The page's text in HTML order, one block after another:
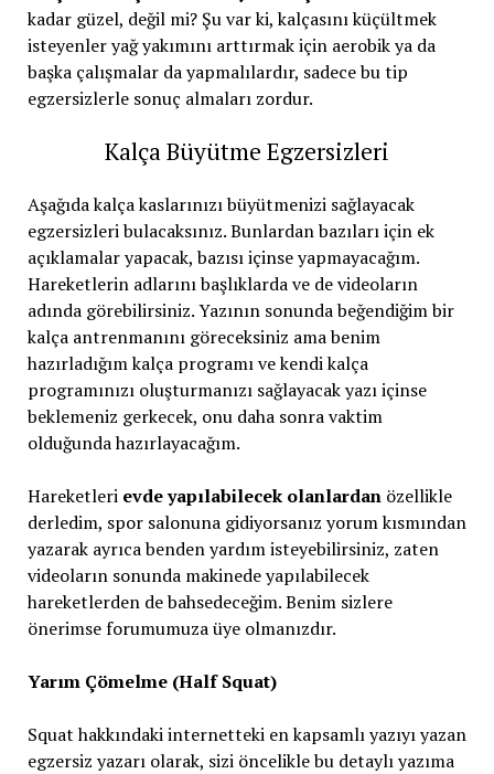
kadar güzel, değil mi? Şu var ki, kalçasını küçültmek
isteyenler yağ yakımını arttırmak için aerobik ya da
başka çalışmalar da yapmalılardır, sadece bu tip
egzersizlerle sonuç almaları zordur.
Kalça Büyütme Egzersizleri
Aşağıda kalça kaslarınızı büyütmenizi sağlayacak
egzersizleri bulacaksınız. Bunlardan bazıları için ek
açıklamalar yapacak, bazısı içinse yapmayacağım.
Hareketlerin adlarını başlıklarda ve de videoların
adında görebilirsiniz. Yazının sonunda beğendiğim bir
kalça antrenmanını göreceksiniz ama benim
hazırladığım kalça programı ve kendi kalça
programınızı oluşturmanızı sağlayacak yazı içinse
beklemeniz gerkecek, onu daha sonra vaktim
olduğunda hazırlayacağım.
Hareketleri evde yapılabilecek olanlardanözellikle
derledim, spor salonuna gidiyorsanız yorum kısmından
yazarak ayrıca benden yardım isteyebilirsiniz, zaten
videoların sonunda makinede yapılabilecek
hareketlerden de bahsedeceğim. Benim sizlere
önerimse forumumuza üye olmanızdır.
Yarım Çömelme (Half Squat)
Squat hakkındaki internetteki en kapsamlı yazıyı yazan
egzersiz yazarı olarak, sizi öncelikle bu detaylı yazıma